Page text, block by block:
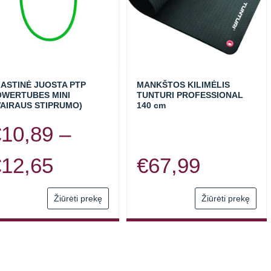
JUOSTA PTP
MINI
STIPRUMO)
10,89 –
12,65Price
range:
€10,89
Žiūrėti prekę
MANKŠTOS KILIMĖLIS
TUNTURI PROFESSIONAL
140 cm
€67,99
Žiūrėti prekę